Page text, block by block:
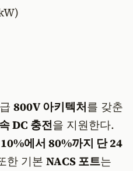
800V 아키텍처를 갖춘
DC 충전을 지원한다.
10%에서 80%까지 단 24
한 기본 NACS 포트는